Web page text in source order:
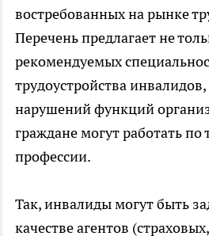
востребованных на рынке
Перечень предлагает не
рекомендуемых
трудоустройства
нарушений функций
граждане могут работать
профессии.
Так, инвалиды могут быть
качестве агентов